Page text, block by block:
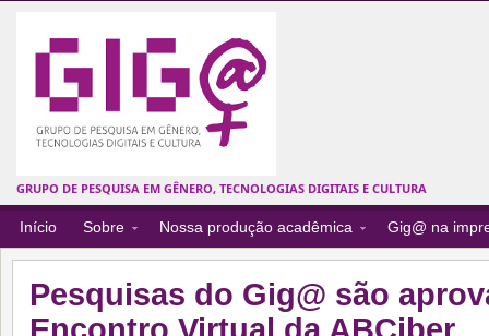
GRUPO DE PESQUISA EM GÊNERO, TECNOLOGIAS DIGITAIS E CULTURA
Início Sobre Nossa produção acadêmica Gig@ na
Pesquisas do Gig@ são